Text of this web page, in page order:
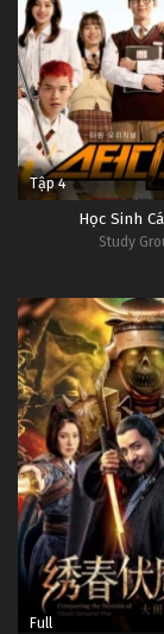
Tập 4
Học Sinh
Study
Full